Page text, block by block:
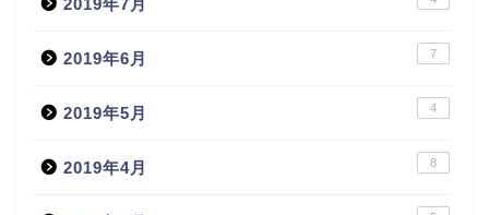
2019年7月
2019年6月 7
2019年5月 4
2019年4月 8